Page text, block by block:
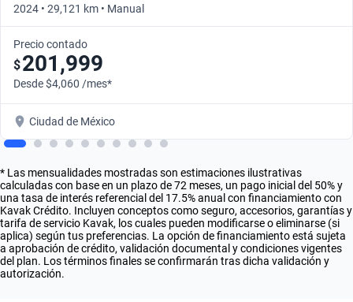
2024 • 29,121 km • Manual
Precio contado
$201,999
Desde $4,060 /mes*
Ciudad de México
* Las mensualidades mostradas son estimaciones ilustrativas
calculadas con base en un plazo de 72 meses, un pago inicial del 50% y
una tasa de interés referencial del 17.5% anual con financiamiento con
Kavak Crédito. Incluyen conceptos como seguro, accesorios, garantías y
tarifa de servicio Kavak, los cuales pueden modificarse o eliminarse (si
aplica) según tus preferencias. La opción de financiamiento está sujeta
a aprobación de crédito, validación documental y condiciones vigentes
del plan. Los términos finales se confirmarán tras dicha validación y
autorización.